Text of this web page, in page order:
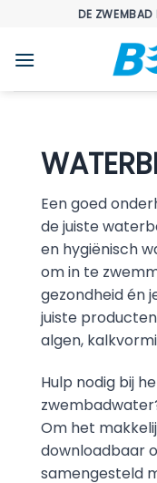
inhoud
DE ZWEMBAD
Een goed
de juiste
en hygiënisch
om in te
gezondheid én
juiste
algen,
Hulp nodig bij
Om het
downloadbaar
samengesteld